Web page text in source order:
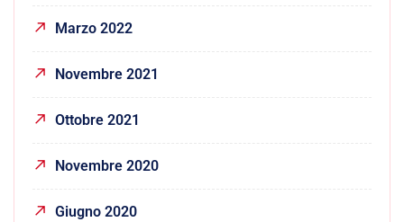
Marzo 2022
Novembre 2021
Ottobre 2021
Novembre 2020
Giugno 2020